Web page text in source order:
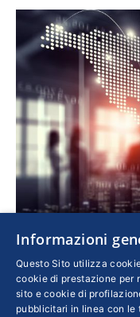
Come la
Economia Di
Il paradigma
Informazioni
Questo Sito utilizza
cookie di prestazione per
sito e cookie di
pubblicitari in linea con le